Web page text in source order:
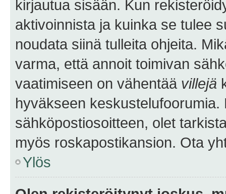
kirjautua sisään. Kun
aktivoinnista ja kuinka se tulee
noudata siinä tulleita ohjeita.
varma, että annoit toimivan
vaatimiseen on vähentää villejä
hyväkseen
sähköpostiosoitteen, olet
myös roskapostikansion. Ota
Ylös